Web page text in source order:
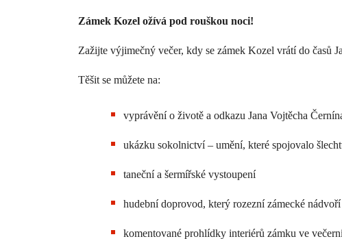
Zámek Kozel ožívá pod rouškou noci!
Zažijte výjimečný večer, kdy se zámek Kozel vrátí do časů
Těšit se můžete na:
vyprávění o životě a odkazu Jana Vojtěcha
ukázku sokolnictví – umění, které spojovalo
taneční a šermířské vystoupení
hudební doprovod, který rozezní zámecké
komentované prohlídky interiérů zámku ve